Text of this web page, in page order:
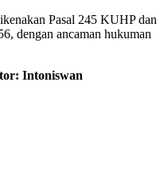
Pasal 245 KUHP dan
dengan ancaman hukuman
Intoniswan